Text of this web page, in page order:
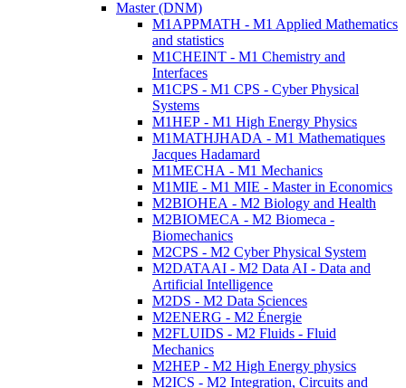
Master (DNM)
M1APPMATH - M1 Applied Mathematics
and statistics
M1CHEINT - M1 Chemistry and
Interfaces
M1CPS - M1 CPS - Cyber Physical
Systems
M1HEP - M1 High Energy Physics
M1MATHJHADA - M1 Mathematiques
Jacques Hadamard
M1MECHA - M1 Mechanics
M1MIE - M1 MIE - Master in Economics
M2BIOHEA - M2 Biology and Health
M2BIOMECA - M2 Biomeca -
Biomechanics
M2CPS - M2 Cyber Physical System
M2DATAAI - M2 Data AI - Data and
Artificial Intelligence
M2DS - M2 Data Sciences
M2ENERG - M2 Énergie
M2FLUIDS - M2 Fluids - Fluid
Mechanics
M2HEP - M2 High Energy physics
M2ICS - M2 Integration, Circuits and